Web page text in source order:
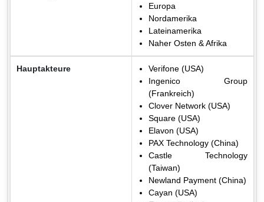
Europa
Nordamerika
Lateinamerika
Naher Osten & Afrika
Hauptakteure
Verifone (USA)
Ingenico Group
(Frankreich)
Clover Network (USA)
Square (USA)
Elavon (USA)
PAX Technology (China)
Castle Technology
(Taiwan)
Newland Payment (China)
Cayan (USA)